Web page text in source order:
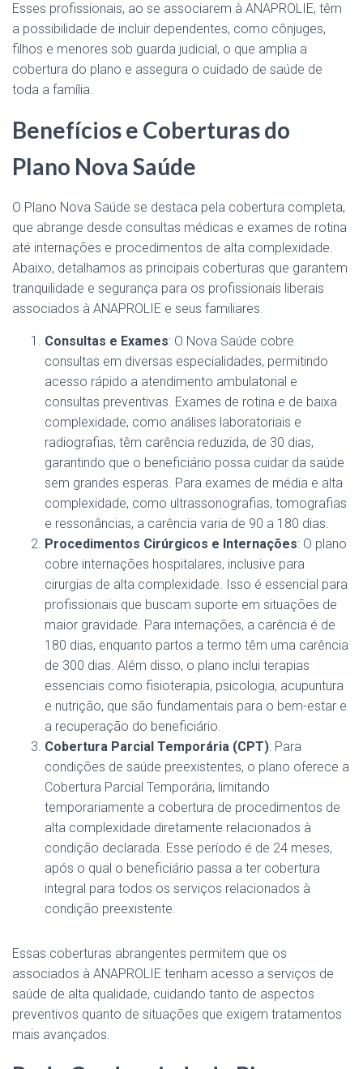
Esses profissionais, ao se associarem à ANAPROLIE, têm
a possibilidade de incluir dependentes, como cônjuges,
filhos e menores sob guarda judicial, o que amplia a
cobertura do plano e assegura o cuidado de saúde de
toda a família.
Benefícios e Coberturas do
Plano Nova Saúde
O Plano Nova Saúde se destaca pela cobertura completa,
que abrange desde consultas médicas e exames de rotina
até internações e procedimentos de alta complexidade.
Abaixo, detalhamos as principais coberturas que garantem
tranquilidade e segurança para os profissionais liberais
associados à ANAPROLIE e seus familiares.
Consultas e Exames: O Nova Saúde cobre
consultas em diversas especialidades, permitindo
acesso rápido a atendimento ambulatorial e
consultas preventivas. Exames de rotina e de baixa
complexidade, como análises laboratoriais e
radiografias, têm carência reduzida, de 30 dias,
garantindo que o beneficiário possa cuidar da saúde
sem grandes esperas. Para exames de média e alta
complexidade, como ultrassonografias, tomografias
e ressonâncias, a carência varia de 90 a 180 dias​​.
Procedimentos Cirúrgicos e Internações: O plano
cobre internações hospitalares, inclusive para
cirurgias de alta complexidade. Isso é essencial para
profissionais que buscam suporte em situações de
maior gravidade. Para internações, a carência é de
180 dias, enquanto partos a termo têm uma carência
de 300 dias. Além disso, o plano inclui terapias
essenciais como fisioterapia, psicologia, acupuntura
e nutrição, que são fundamentais para o bem-estar e
a recuperação do beneficiário​​.
Cobertura Parcial Temporária (CPT): Para
condições de saúde preexistentes, o plano oferece a
Cobertura Parcial Temporária, limitando
temporariamente a cobertura de procedimentos de
alta complexidade diretamente relacionados à
condição declarada. Esse período é de 24 meses,
após o qual o beneficiário passa a ter cobertura
integral para todos os serviços relacionados à
condição preexistente​.
Essas coberturas abrangentes permitem que os
associados à ANAPROLIE tenham acesso a serviços de
saúde de alta qualidade, cuidando tanto de aspectos
preventivos quanto de situações que exigem tratamentos
mais avançados.